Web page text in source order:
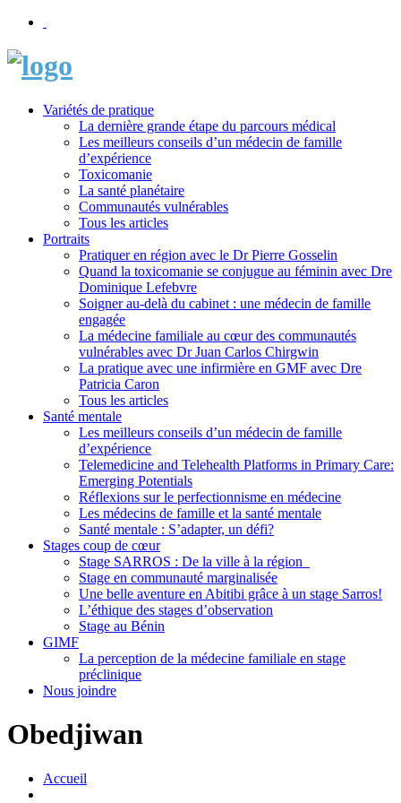
Variétés de pratique
La dernière grande étape du parcours médical
Les meilleurs conseils d’un médecin de famille
d’expérience
Toxicomanie
La santé planétaire
Communautés vulnérables
Tous les articles
Portraits
Pratiquer en région avec le Dr Pierre Gosselin
Quand la toxicomanie se conjugue au féminin avec Dre
Dominique Lefebvre
Soigner au-delà du cabinet : une médecin de famille
engagée
La médecine familiale au cœur des communautés
vulnérables avec Dr Juan Carlos Chirgwin
La pratique avec une infirmière en GMF avec Dre
Patricia Caron
Tous les articles
Santé mentale
Les meilleurs conseils d’un médecin de famille
d’expérience
Telemedicine and Telehealth Platforms in Primary Care:
Emerging Potentials
Réflexions sur le perfectionnisme en médecine
Les médecins de famille et la santé mentale
Santé mentale : S’adapter, un défi?
Stages coup de cœur
Stage SARROS : De la ville à la région
Stage en communauté marginalisée
Une belle aventure en Abitibi grâce à un stage Sarros!
L’éthique des stages d’observation
Stage au Bénin
GIMF
La perception de la médecine familiale en stage
préclinique
Nous joindre
Obedjiwan
Accueil